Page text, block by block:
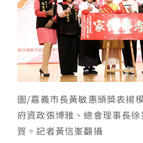
圖/嘉義市長黃敏惠頒獎表揚
府資政張博雅、總會理事長
賀。記者黃信峯翻攝